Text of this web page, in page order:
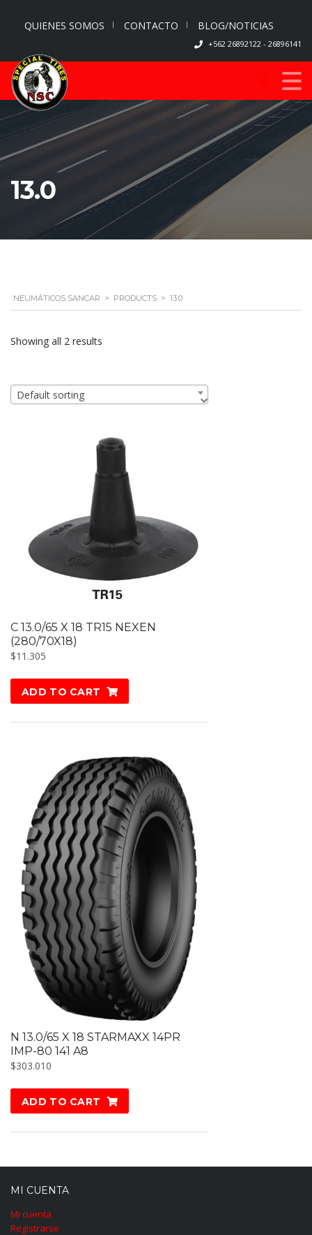
QUIENES SOMOS CONTACTO BLOG/NOTICIAS
+562 26892122 - 26896141
13.0
NEUMÁTICOS SANCAR > PRODUCTS > 13.0
Showing all 2 results
Default sorting
C 13.0/65 X 18 TR15 NEXEN
(280/70X18)
$11.305
ADD TO CART
N 13.0/65 X 18 STARMAXX 14PR
IMP-80 141 A8
$303.010
ADD TO CART
MI CUENTA
Mi cuenta
Registrarse